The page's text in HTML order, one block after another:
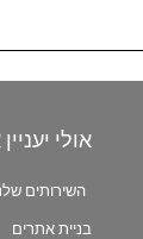
אולי
השירותים
בניית אתרים